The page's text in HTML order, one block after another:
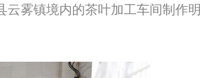
雾镇境内的茶叶加工车间制作明